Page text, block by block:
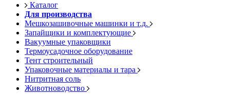
Каталог
Для производства
Мешкозашивочные машинки и т.д.
Запайщики и комплектующие
Вакуумные упаковщики
Термоусадочное оборудование
Тент строительный
Упаковочные материалы и тара
Нитритная соль
Животноводство